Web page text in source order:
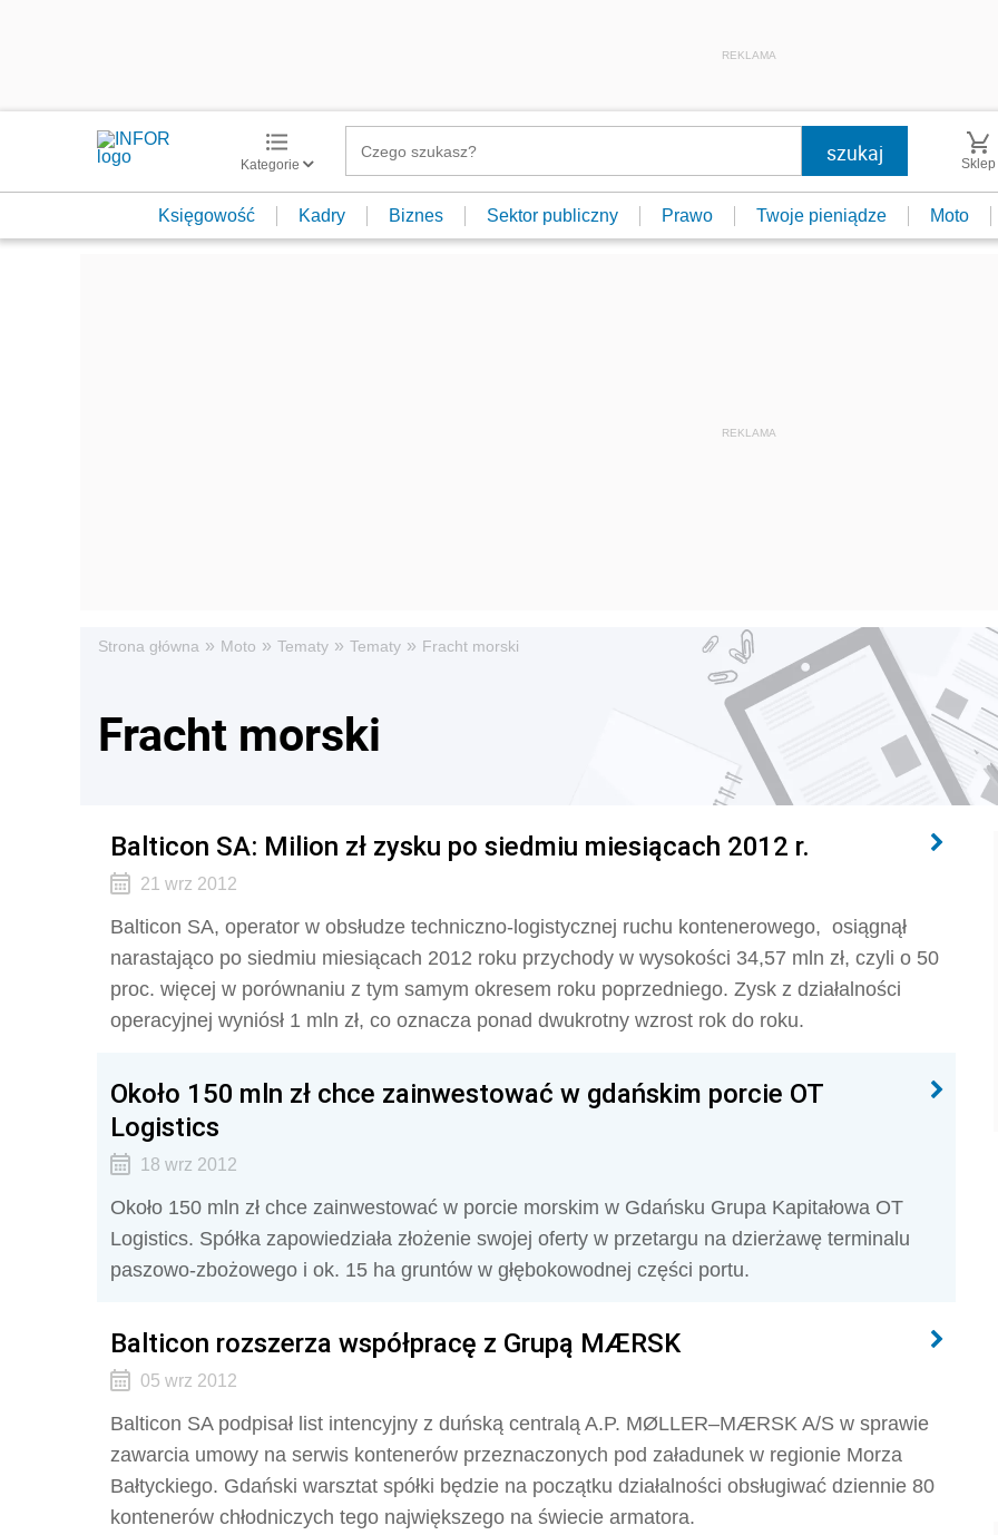
REKLAMA
Kategorie Sklep
Księgowość Kadry Biznes Sektor publiczny Prawo Twoje pieniądze Moto
Strona główna » Moto » Tematy » Tematy » Fracht morski
Fracht morski
Balticon SA: Milion zł zysku po siedmiu miesiącach 2012 r.
21 wrz 2012
Balticon SA, operator w obsłudze techniczno-logistycznej ruchu kontenerowego, osiągnął
narastająco po siedmiu miesiącach 2012 roku przychody w wysokości 34,57 mln zł, czyli o 50
proc. więcej w porównaniu z tym samym okresem roku poprzedniego. Zysk z działalności
operacyjnej wyniósł 1 mln zł, co oznacza ponad dwukrotny wzrost rok do roku.
Około 150 mln zł chce zainwestować w gdańskim porcie OT
Logistics
18 wrz 2012
Około 150 mln zł chce zainwestować w porcie morskim w Gdańsku Grupa Kapitałowa OT
Logistics. Spółka zapowiedziała złożenie swojej oferty w przetargu na dzierżawę terminalu
paszowo-zbożowego i ok. 15 ha gruntów w głębokowodnej części portu.
Balticon rozszerza współpracę z Grupą MÆRSK
05 wrz 2012
Balticon SA podpisał list intencyjny z duńską centralą A.P. MØLLER–MÆRSK A/S w sprawie
zawarcia umowy na serwis kontenerów przeznaczonych pod załadunek w regionie Morza
Bałtyckiego. Gdański warsztat spółki będzie na początku działalności obsługiwać dziennie 80
kontenerów chłodniczych tego największego na świecie armatora.